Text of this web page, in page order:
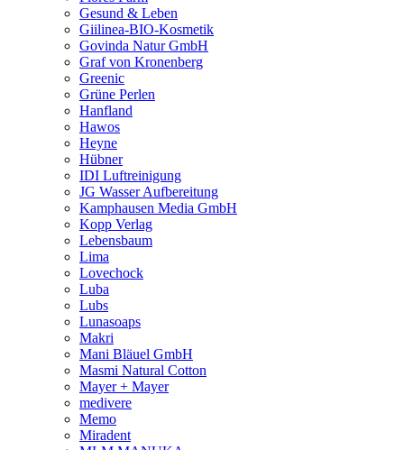
Gesund & Leben
Giilinea-BIO-Kosmetik
Govinda Natur GmbH
Graf von Kronenberg
Greenic
Grüne Perlen
Hanfland
Hawos
Heyne
Hübner
IDI Luftreinigung
JG Wasser Aufbereitung
Kamphausen Media GmbH
Kopp Verlag
Lebensbaum
Lima
Lovechock
Luba
Lubs
Lunasoaps
Makri
Mani Bläuel GmbH
Masmi Natural Cotton
Mayer + Mayer
medivere
Memo
Miradent